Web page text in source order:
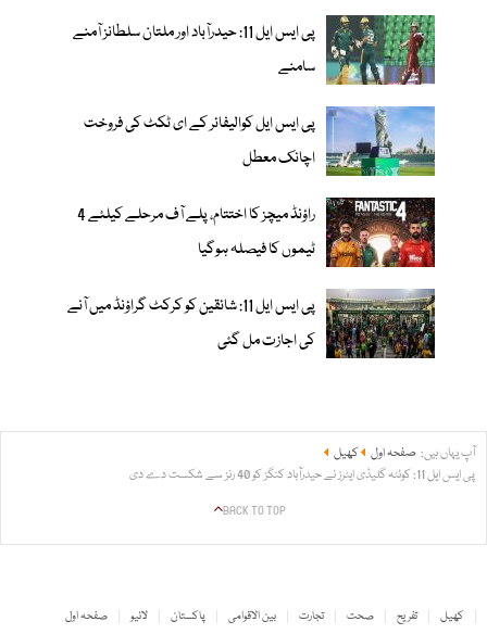
پی ایس ایل 11: حیدرآباد اور ملتان سلطانز آمنے
سامنے
پی ایس ایل کوالیفائر کے ای ٹکٹ کی فروخت
اچانک معطل
راؤنڈ میچز کا اختتام، پلے آف مرحلے کیلئے 4
ٹیموں کا فیصلہ ہوگیا
پی ایس ایل 11: شائقین کو کرکٹ گراؤنڈ میں آنے
کی اجازت مل گئی
آپ یہاں ہیں: صفحہ اول
کھیل
پی ایس ایل 11: کوئٹہ گلیڈی ایٹرز نے حیدرآباد کنگز کو 40 رنز سے شکست دے دی
BACK TO TOP
صفحہ اول لائیو پاکستان بین الاقوامی تجارت صحت تفریح کھیل